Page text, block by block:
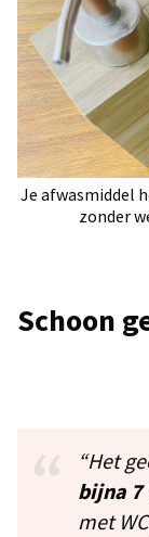
Je afwasmiddel
zonder
Schoon
“Het
bijna 7
met